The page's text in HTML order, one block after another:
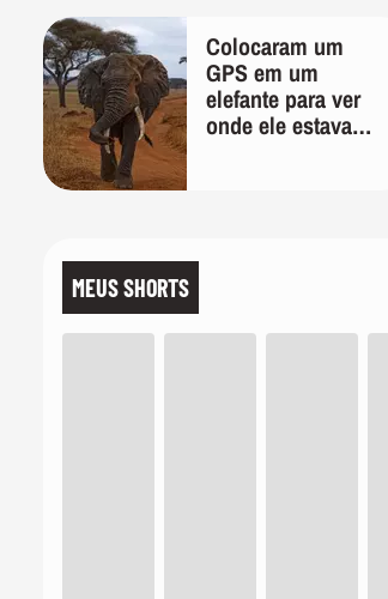
Colocaram um
GPS em um
elefante para ver
onde ele estava
MEUS SHORTS